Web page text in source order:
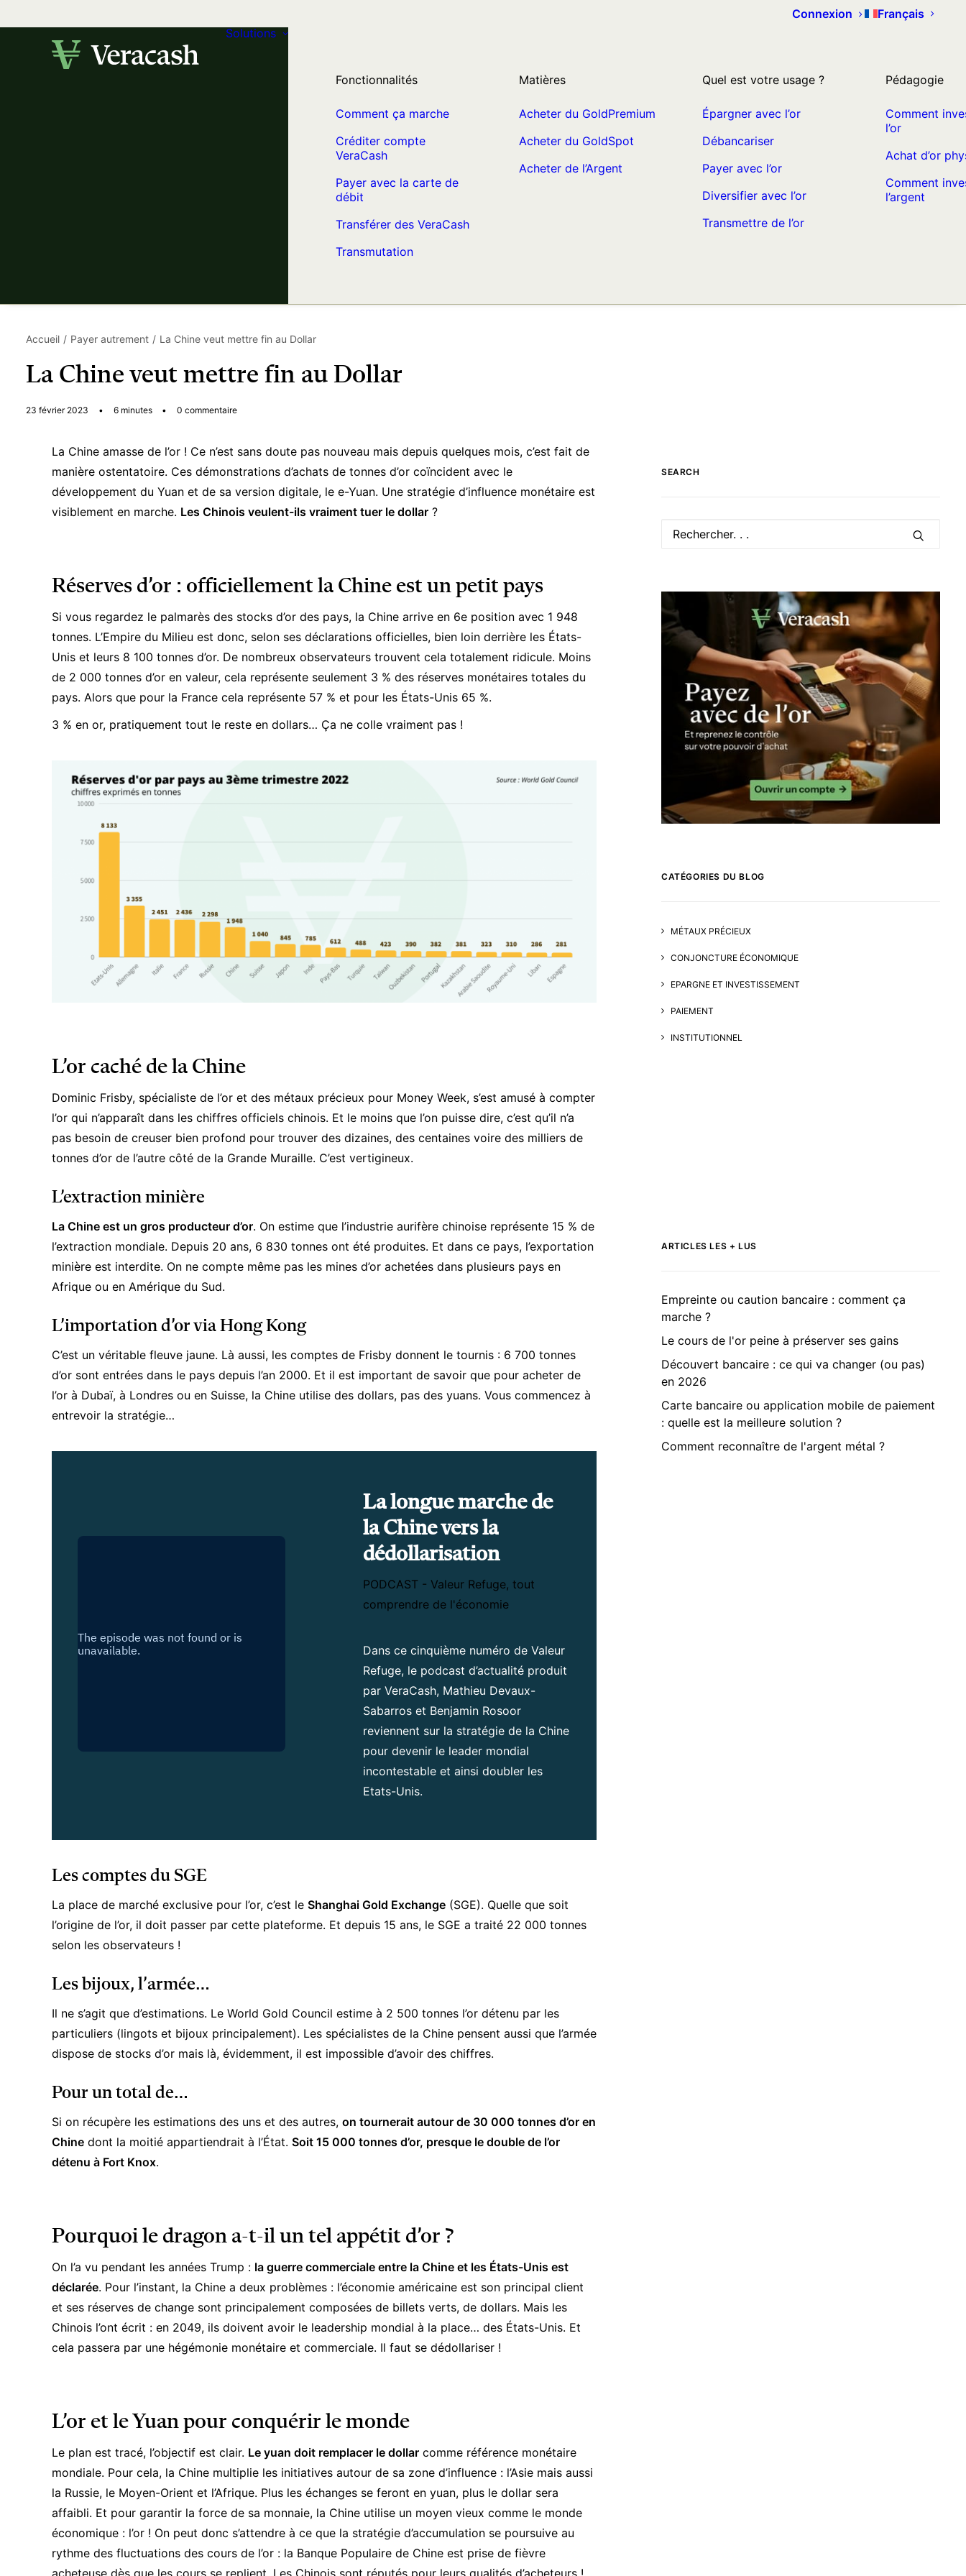
Connexion
Français
Solutions
Fonctionnalités
Comment ça marche
Créditer compte
VeraCash
Payer avec la carte de
débit
Transférer des VeraCash
Transmutation
Matières
Acheter du GoldPremium
Acheter du GoldSpot
Acheter de l’Argent
Quel est votre usage ?
Épargner avec l’or
Débancariser
Payer avec l’or
Diversifier avec l’or
Transmettre de l’or
Pédagogie
Comment
l’or
Achat d’or
Comment
l’argent
Accueil Payer autrement La Chine veut mettre fin au Dollar
La Chine veut mettre fin au Dollar
23 février 2023 • 6 minutes • 0 commentaire
La Chine amasse de l’or ! Ce n’est sans doute pas nouveau mais depuis quelques mois, c’est fait de
manière ostentatoire. Ces démonstrations d’achats de tonnes d’or coïncident avec le
développement du Yuan et de sa version digitale, le e-Yuan. Une stratégie d’influence monétaire est
visiblement en marche. Les Chinois veulent-ils vraiment tuer le dollar ?
Réserves d’or : officiellement la Chine est un petit pays
Si vous regardez le palmarès des stocks d’or des pays, la Chine arrive en 6e position avec 1 948
tonnes. L’Empire du Milieu est donc, selon ses déclarations officielles, bien loin derrière les États-
Unis et leurs 8 100 tonnes d’or. De nombreux observateurs trouvent cela totalement ridicule. Moins
de 2 000 tonnes d’or en valeur, cela représente seulement 3 % des réserves monétaires totales du
pays. Alors que pour la France cela représente 57 % et pour les États-Unis 65 %.
3 % en or, pratiquement tout le reste en dollars… Ça ne colle vraiment pas !
L’or caché de la Chine
Dominic Frisby, spécialiste de l’or et des métaux précieux pour Money Week, s’est amusé à compter
l’or qui n’apparaît dans les chiffres officiels chinois. Et le moins que l’on puisse dire, c’est qu’il n’a
pas besoin de creuser bien profond pour trouver des dizaines, des centaines voire des milliers de
tonnes d’or de l’autre côté de la Grande Muraille. C’est vertigineux.
L’extraction minière
La Chine est un gros producteur d’or. On estime que l’industrie aurifère chinoise représente 15 % de
l’extraction mondiale. Depuis 20 ans, 6 830 tonnes ont été produites. Et dans ce pays, l’exportation
minière est interdite. On ne compte même pas les mines d’or achetées dans plusieurs pays en
Afrique ou en Amérique du Sud.
L’importation d’or via Hong Kong
C’est un véritable fleuve jaune. Là aussi, les comptes de Frisby donnent le tournis : 6 700 tonnes
d’or sont entrées dans le pays depuis l’an 2000. Et il est important de savoir que pour acheter de
l’or à Dubaï, à Londres ou en Suisse, la Chine utilise des dollars, pas des yuans. Vous commencez à
entrevoir la stratégie…
La longue marche de
la Chine vers la
dédollarisation
PODCAST - Valeur Refuge, tout
comprendre de l'économie
Dans ce cinquième numéro de Valeur
Refuge, le podcast d’actualité produit
par VeraCash, Mathieu Devaux-
Sabarros et Benjamin Rosoor
reviennent sur la stratégie de la Chine
pour devenir le leader mondial
incontestable et ainsi doubler les
Etats-Unis.
Les comptes du SGE
La place de marché exclusive pour l’or, c’est le Shanghai Gold Exchange (SGE). Quelle que soit
l’origine de l’or, il doit passer par cette plateforme. Et depuis 15 ans, le SGE a traité 22 000 tonnes
selon les observateurs !
Les bijoux, l’armée…
Il ne s’agit que d’estimations. Le World Gold Council estime à 2 500 tonnes l’or détenu par les
particuliers (lingots et bijoux principalement). Les spécialistes de la Chine pensent aussi que l’armée
dispose de stocks d’or mais là, évidemment, il est impossible d’avoir des chiffres.
Pour un total de…
Si on récupère les estimations des uns et des autres, on tournerait autour de 30 000 tonnes d’or en
Chine dont la moitié appartiendrait à l’État. Soit 15 000 tonnes d’or, presque le double de l’or
détenu à Fort Knox.
Pourquoi le dragon a-t-il un tel appétit d’or ?
On l’a vu pendant les années Trump : la guerre commerciale entre la Chine et les États-Unis est
déclarée. Pour l’instant, la Chine a deux problèmes : l’économie américaine est son principal client
et ses réserves de change sont principalement composées de billets verts, de dollars. Mais les
Chinois l’ont écrit : en 2049, ils doivent avoir le leadership mondial à la place… des États-Unis. Et
cela passera par une hégémonie monétaire et commerciale. Il faut se dédollariser !
L’or et le Yuan pour conquérir le monde
Le plan est tracé, l’objectif est clair. Le yuan doit remplacer le dollar comme référence monétaire
mondiale. Pour cela, la Chine multiplie les initiatives autour de sa zone d’influence : l’Asie mais aussi
la Russie, le Moyen-Orient et l’Afrique. Plus les échanges se feront en yuan, plus le dollar sera
affaibli. Et pour garantir la force de sa monnaie, la Chine utilise un moyen vieux comme le monde
économique : l’or ! On peut donc s’attendre à ce que la stratégie d’accumulation se poursuive au
rythme des fluctuations des cours de l’or : la Banque Populaire de Chine est prise de fièvre
acheteuse dès que les cours se replient. Les Chinois sont réputés pour leurs qualités d’acheteurs !
SEARCH
CATÉGORIES DU BLOG
MÉTAUX PRÉCIEUX
CONJONCTURE ÉCONOMIQUE
EPARGNE ET INVESTISSEMENT
PAIEMENT
INSTITUTIONNEL
ARTICLES LES + LUS
Empreinte ou caution bancaire : comment ça
marche ?
Le cours de l'or peine à préserver ses gains
Découvert bancaire : ce qui va changer (ou pas)
en 2026
Carte bancaire ou application mobile de paiement
: quelle est la meilleure solution ?
Comment reconnaître de l'argent métal ?